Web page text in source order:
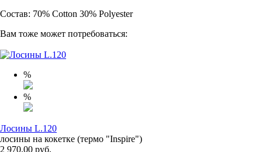
Состав: 70% Cotton 30% Polyester
Вам тоже может потребоваться:
%
%
Лосины L.120
лосины на кокетке (термо "Inspire")
2 970.00 руб.